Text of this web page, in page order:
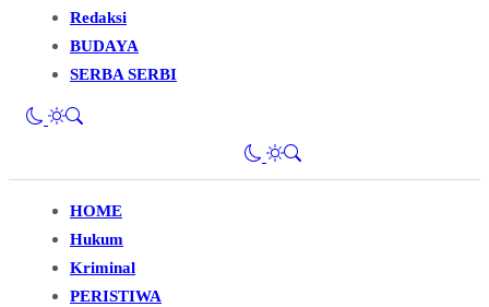
Redaksi
BUDAYA
SERBA SERBI
HOME
Hukum
Kriminal
PERISTIWA